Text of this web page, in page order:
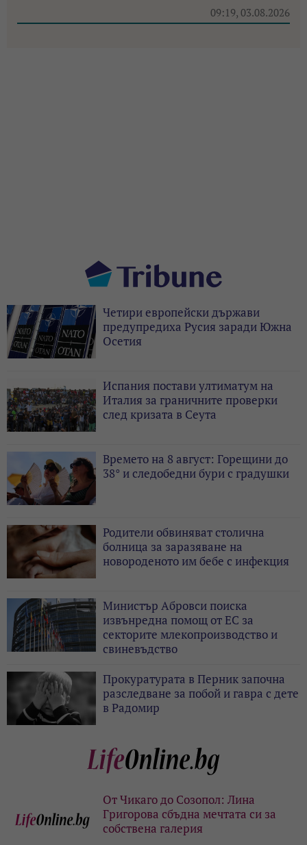
09:19, 03.08.2026
Четири европейски държави
предупредиха Русия заради Южна
Осетия
Испания постави ултиматум на
Италия за граничните проверки
след кризата в Сеута
Времето на 8 август: Горещини до
38° и следобедни бури с градушки
Родители обвиняват столична
болница за заразяване на
новороденото им бебе с инфекция
Министър Абровси поиска
извънредна помощ от ЕС за
секторите млекопроизводство и
свиневъдство
Прокуратурата в Перник започна
разследване за побой и гавра с дете
в Радомир
От Чикаго до Созопол: Лина
Григорова сбъдна мечтата си за
собствена галерия